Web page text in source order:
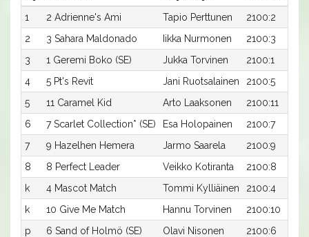
1
2 Adrienne's Ami Tapio Perttunen
2100:2
2
3 Sahara Maldonado Iikka Nurmonen
2100:3
3
1 Geremi Boko (SE) Jukka Torvinen
2100:1
4
5 Pt's Revit Jani Ruotsalainen
2100:5
5
11 Caramel Kid Arto Laaksonen
2100:11
6
7 Scarlet Collection* (SE) Esa Holopainen
2100:7
7
9 Hazelhen Hemera Jarmo Saarela
2100:9
8
8 Perfect Leader Veikko Kotiranta
2100:8
k
4 Mascot Match Tommi Kylliäinen
2100:4
k
10 Give Me Match Hannu Torvinen
2100:10
p
6 Sand of Holmö (SE) Olavi Nisonen
2100:6